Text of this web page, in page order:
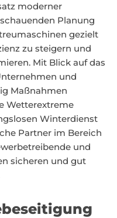
moderner
Planung
gezielt
zu steigern und
Mit Blick auf das
und
Maßnahmen
Wetterextreme
Winterdienst
Partner im Bereich
und
sicheren und gut